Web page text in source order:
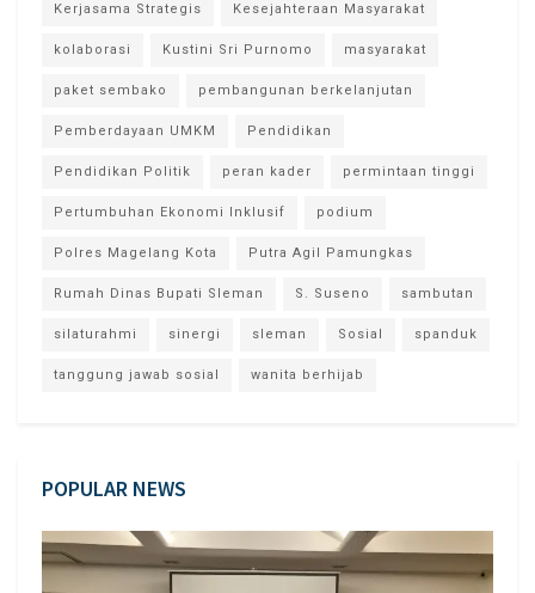
Kerjasama Strategis Kesejahteraan Masyarakat
kolaborasi Kustini Sri Purnomo masyarakat
paket sembako pembangunan berkelanjutan
Pemberdayaan UMKM Pendidikan
Pendidikan Politik peran kader permintaan tinggi
Pertumbuhan Ekonomi Inklusif podium
Polres Magelang Kota Putra Agil Pamungkas
Rumah Dinas Bupati Sleman S. Suseno sambutan
silaturahmi sinergi sleman Sosial spanduk
tanggung jawab sosial wanita berhijab
POPULAR NEWS